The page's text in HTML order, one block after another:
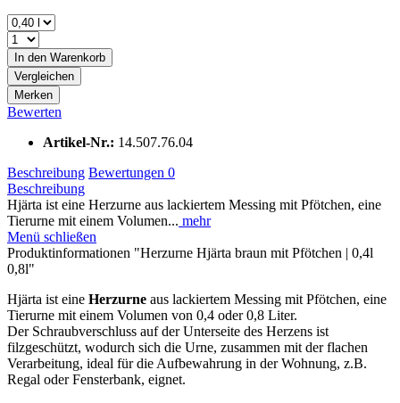
In den Warenkorb
Vergleichen
Merken
Bewerten
Artikel-Nr.: 14.507.76.04
Beschreibung Bewertungen 0
Beschreibung
Hjärta ist eine Herzurne aus lackiertem Messing mit Pfötchen, eine
Tierurne mit einem Volumen... mehr
Menü schließen
Produktinformationen "Herzurne Hjärta braun mit Pfötchen | 0,4l
0,8l"
Hjärta ist eine Herzurne aus lackiertem Messing mit Pfötchen, eine
Tierurne mit einem Volumen von 0,4 oder 0,8 Liter.
Der Schraubverschluss auf der Unterseite des Herzens ist
filzgeschützt, wodurch sich die Urne, zusammen mit der flachen
Verarbeitung, ideal für die Aufbewahrung in der Wohnung, z.B.
Regal oder Fensterbank, eignet.